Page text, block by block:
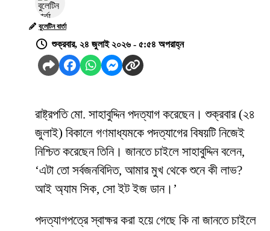
বুলেটিন বার্তা
শুক্রবার, ২৪ জুলাই ২০২৬ - ৫:৫৪ অপরাহ্ন
রাষ্ট্রপতি মো. সাহাবুদ্দিন পদত্যাগ করেছেন। শুক্রবার (২৪
জুলাই) বিকালে গণমাধ্যমকে পদত্যাগের বিষয়টি নিজেই
নিশ্চিত করেছেন তিনি। জানতে চাইলে সাহাবুদ্দিন বলেন,
‘এটা তো সর্বজনবিদিত, আমার মুখ থেকে শুনে কী লাভ?
আই অ্যাম সিক, সো ইট ইজ ডান।’
পদত্যাগপত্রে স্বাক্ষর করা হয়ে গেছে কি না জানতে চাইলে